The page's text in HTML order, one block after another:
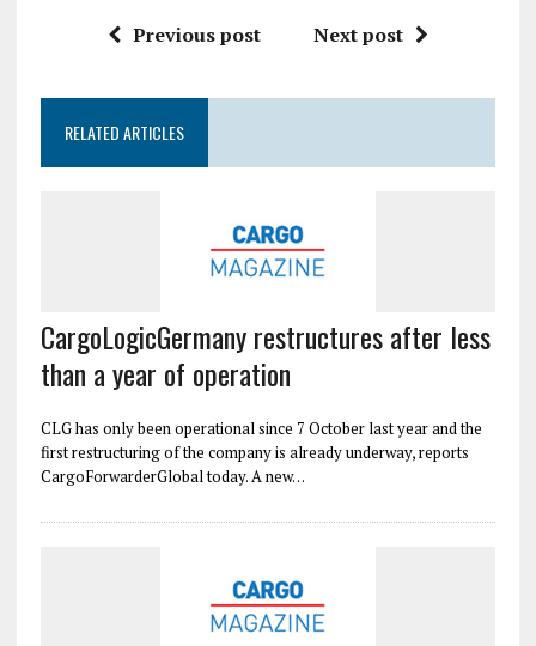
Previous post Next post
RELATED ARTICLES
CargoLogicGermany restructures after less
than a year of operation
CLG has only been operational since 7 October last year and the
first restructuring of the company is already underway, reports
CargoForwarderGlobal today. A new…